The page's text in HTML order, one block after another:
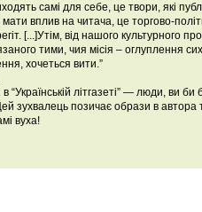
самі для себе, це твори, які
вплив на читача, це торгово-
[...]Утім, від нашого культурного
тими, чия місія – оглуплення
хочеться вити.”
“Українській літгазеті” — люди, ви
позичає образи в автора
вуха!